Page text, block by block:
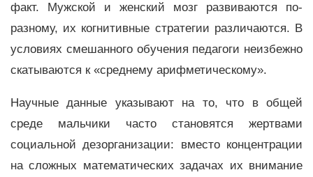
факт. Мужской и женский мозг развиваются по-
разному, их когнитивные стратегии различаются. В
условиях смешанного обучения педагоги неизбежно
скатываются к «среднему арифметическому».
Научные данные указывают на то, что в общей
среде мальчики часто становятся жертвами
социальной дезорганизации: вместо концентрации
на сложных математических задачах их внимание